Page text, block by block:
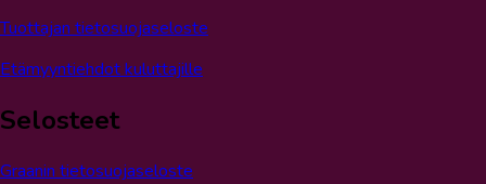
Tuottajan tietosuojaseloste
Etämyyntiehdot kuluttajille
Selosteet
Graanin tietosuojaseloste